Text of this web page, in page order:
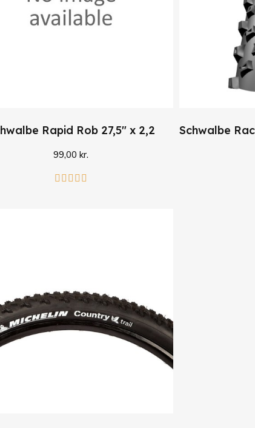
Rapid Rob 27,5" x 2,2
99,00 kr.
    